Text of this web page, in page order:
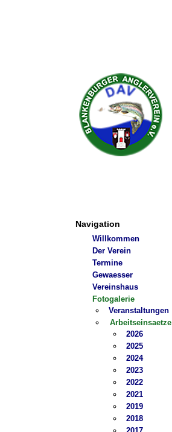
Navigation
Willkommen
Der Verein
Termine
Gewaesser
Vereinshaus
Fotogalerie
Veranstaltungen
Arbeitseinsaetze
2026
2025
2024
2023
2022
2021
2019
2018